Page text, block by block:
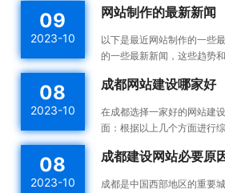
你的...
09
2023-10
网站制作的最新新闻
以下是最近网站制作的一些
的一些最新新闻，这些趋势
计：...
08
2023-10
成都网站建设哪家好
在成都选择一家好的网站建
面：根据以上几个方面进行
公司进...
08
2023-10
成都建设网站必要原
成都是中国西部地区的重要